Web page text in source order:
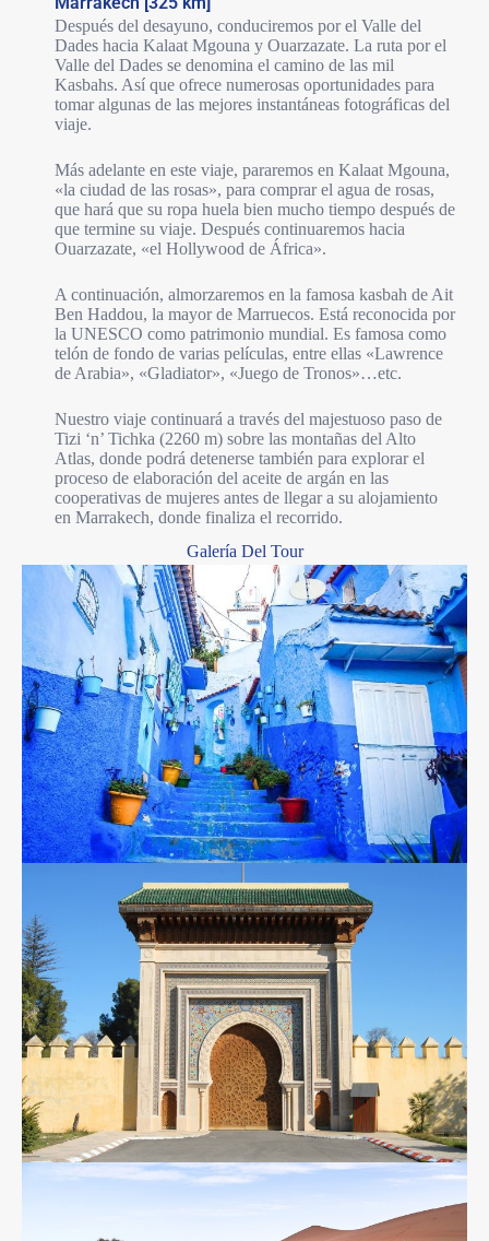
Después del desayuno, conduciremos por el Valle del
Dades hacia Kalaat Mgouna y Ouarzazate. La ruta por el
Valle del Dades se denomina el camino de las mil
Kasbahs. Así que ofrece numerosas oportunidades para
tomar algunas de las mejores instantáneas fotográficas del
viaje.
Más adelante en este viaje, pararemos en Kalaat Mgouna,
«la ciudad de las rosas», para comprar el agua de rosas,
que hará que su ropa huela bien mucho tiempo después de
que termine su viaje. Después continuaremos hacia
Ouarzazate, «el Hollywood de África».
A continuación, almorzaremos en la famosa kasbah de Ait
Ben Haddou, la mayor de Marruecos. Está reconocida por
la UNESCO como patrimonio mundial. Es famosa como
telón de fondo de varias películas, entre ellas «Lawrence
de Arabia», «Gladiator», «Juego de Tronos»…etc.
Nuestro viaje continuará a través del majestuoso paso de
Tizi ‘n’ Tichka (2260 m) sobre las montañas del Alto
Atlas, donde podrá detenerse también para explorar el
proceso de elaboración del aceite de argán en las
cooperativas de mujeres antes de llegar a su alojamiento
en Marrakech, donde finaliza el recorrido.
Galería Del Tour